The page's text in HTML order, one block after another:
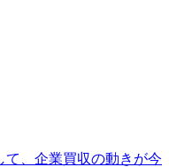
、企業買収の動きが今